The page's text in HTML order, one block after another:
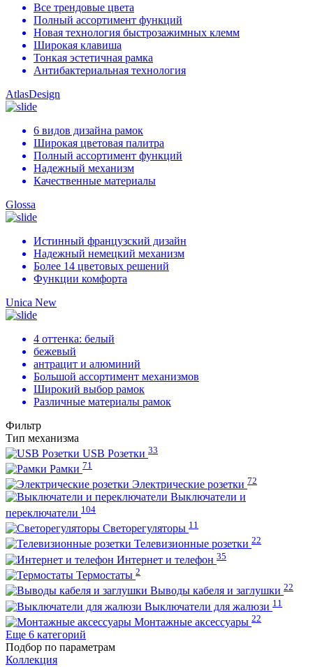
Все трендовые цвета
Полный ассортимент функций
Новая технология быстрозажимных клемм
Широкая клавиша
Тонкая эстетичная рамка
Антибактериальная технология
AtlasDesign
6 видов дизайна рамок
Широкая цветовая палитра
Полный ассортимент функций
Надежный механизм
Качественные материалы
Glossa
Истинный французский дизайн
Надежный немецкий механизм
Более 14 цветовых решений
Функции комфорта
Unica New
4 оттенка: белый
бежевый
антрацит и алюминий
Большой ассортимент механизмов
Широкий выбор рамок
Различные материалы рамок
Фильтр
Тип механизма
USB Розетки 33
Рамки 71
Электрические розетки 72
Выключатели и
переключатели 104
Светорегуляторы 11
Телевизионные розетки 22
Интернет и телефон 35
Термостаты 2
Выводы кабеля и заглушки 22
Выключатели для жалюзи 11
Монтажные аксессуары 22
Еще 6 категорий
Подбор по параметрам
Коллекция